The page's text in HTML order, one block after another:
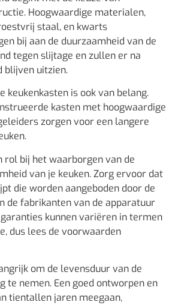
Hoogwaardige materialen,
staal, en kwarts
bij aan de duurzaamheid van de
tegen slijtage en zullen er na
blijven uitzien.
keukenkasten is ook van belang.
kasten met hoogwaardige
zorgen voor een langere
rol bij het waarborgen van de
van je keuken. Zorg ervoor dat
die worden aangeboden door de
de fabrikanten van de apparatuur
kunnen variëren in termen
dus lees de voorwaarden
om de levensduur van de
te nemen. Een goed ontworpen en
tientallen jaren meegaan,